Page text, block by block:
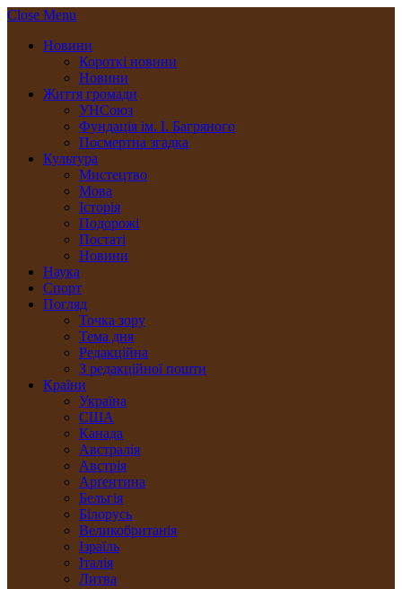
Close Menu
Новини
Короткі новини
Новини
Життя громади
УНСоюз
Фундація ім. І. Багряного
Посмертна згадка
Культура
Мистецтво
Мова
Історія
Подорожі
Постаті
Новини
Наука
Спорт
Погляд
Точка зору
Тема дня
Редакційна
З редакційної пошти
Країни
Україна
США
Канада
Австралія
Австрія
Арґентина
Бельгія
Білорусь
Великобританія
Ізраїль
Італія
Литва